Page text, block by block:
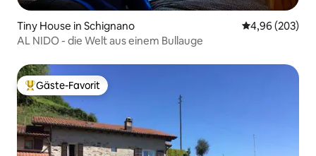
Tiny House in Schignano
4,96 (203)
AL NIDO - die Welt aus einem Bullauge
Beliebter Gäste-Favorit.
Gäste-Favorit